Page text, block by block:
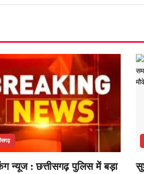
न्यूज : छत्तीसगढ़ पुलिस में बड़ा